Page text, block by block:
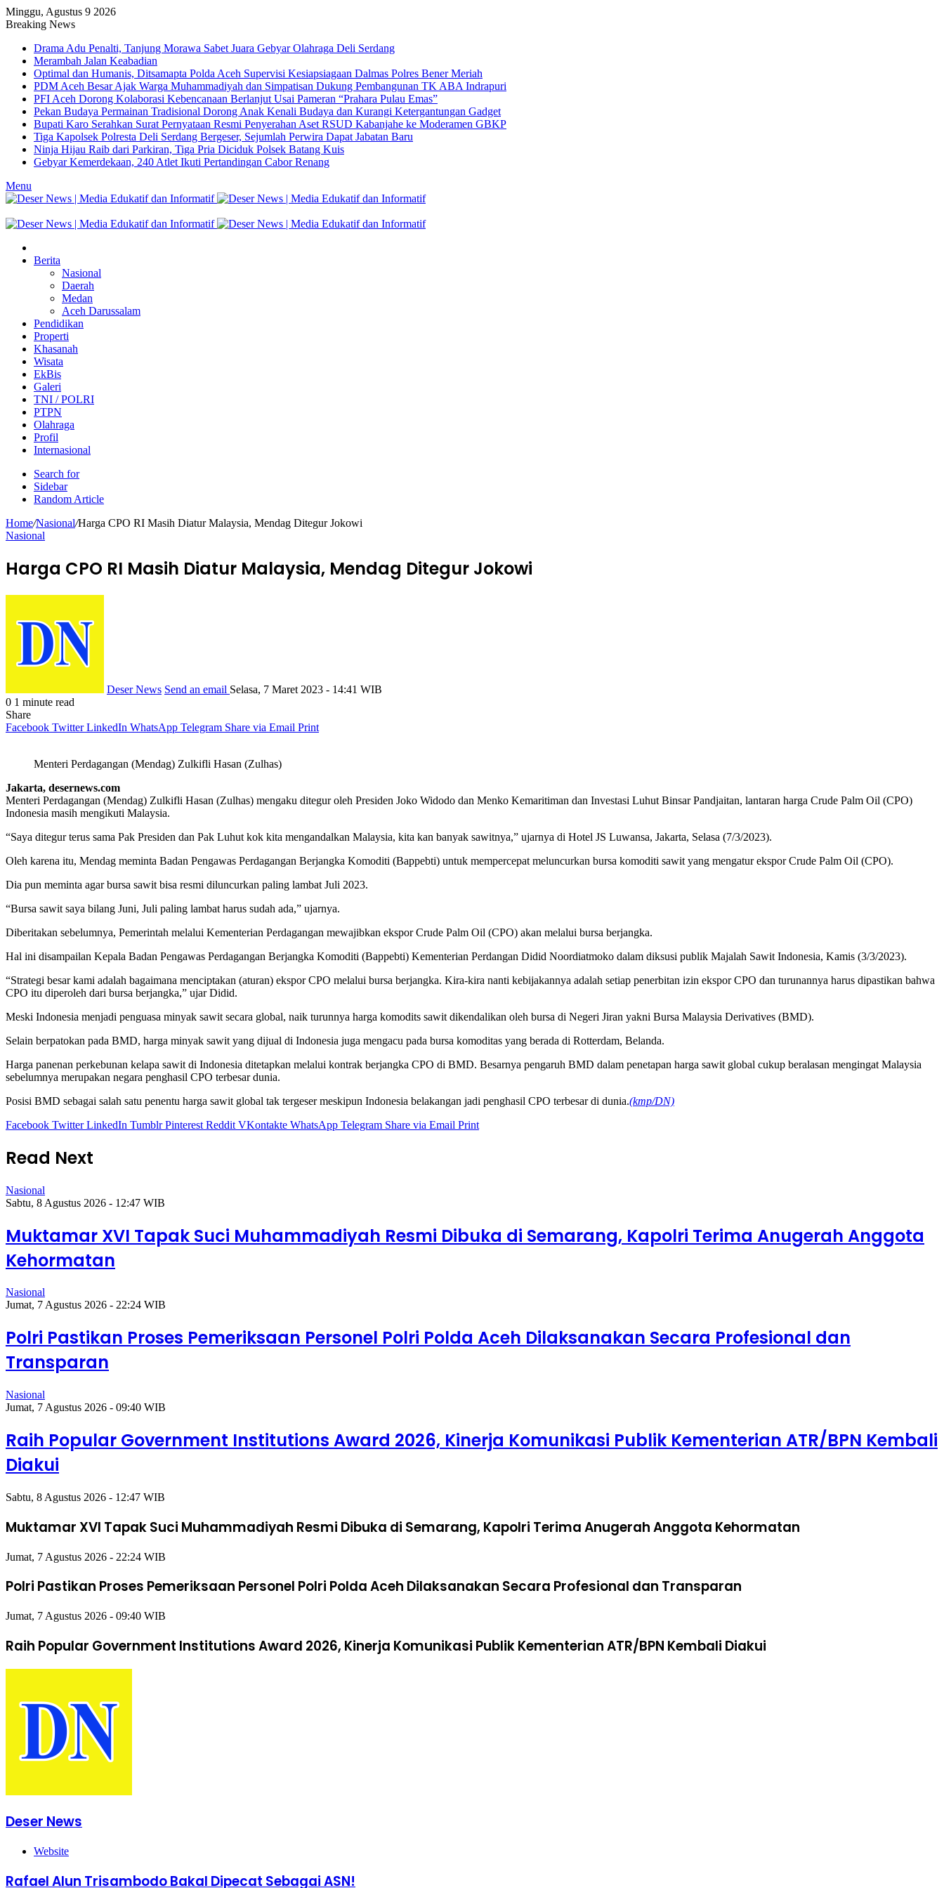
Minggu, Agustus 9 2026
Breaking News
Drama Adu Penalti, Tanjung Morawa Sabet Juara Gebyar Olahraga Deli Serdang
Merambah Jalan Keabadian
Optimal dan Humanis, Ditsamapta Polda Aceh Supervisi Kesiapsiagaan Dalmas Polres Bener Meriah
PDM Aceh Besar Ajak Warga Muhammadiyah dan Simpatisan Dukung Pembangunan TK ABA Indrapuri
PFI Aceh Dorong Kolaborasi Kebencanaan Berlanjut Usai Pameran “Prahara Pulau Emas”
Pekan Budaya Permainan Tradisional Dorong Anak Kenali Budaya dan Kurangi Ketergantungan Gadget
Bupati Karo Serahkan Surat Pernyataan Resmi Penyerahan Aset RSUD Kabanjahe ke Moderamen GBKP
Tiga Kapolsek Polresta Deli Serdang Bergeser, Sejumlah Perwira Dapat Jabatan Baru
Ninja Hijau Raib dari Parkiran, Tiga Pria Diciduk Polsek Batang Kuis
Gebyar Kemerdekaan, 240 Atlet Ikuti Pertandingan Cabor Renang
Menu
Berita
Nasional
Daerah
Medan
Aceh Darussalam
Pendidikan
Properti
Khasanah
Wisata
EkBis
Galeri
TNI / POLRI
PTPN
Olahraga
Profil
Internasional
Search for
Sidebar
Random Article
Home/Nasional/Harga CPO RI Masih Diatur Malaysia, Mendag Ditegur Jokowi
Nasional
Harga CPO RI Masih Diatur Malaysia, Mendag Ditegur Jokowi
Deser News Send an email Selasa, 7 Maret 2023 - 14:41 WIB
0 1 minute read
Share
Facebook Twitter LinkedIn WhatsApp Telegram Share via Email Print
Menteri Perdagangan (Mendag) Zulkifli Hasan (Zulhas)
Jakarta, desernews.com
Menteri Perdagangan (Mendag) Zulkifli Hasan (Zulhas) mengaku ditegur oleh Presiden Joko Widodo dan Menko Kemaritiman dan Investasi Luhut Binsar Pandjaitan, lantaran harga Crude Palm Oil (CPO)
Indonesia masih mengikuti Malaysia.
“Saya ditegur terus sama Pak Presiden dan Pak Luhut kok kita mengandalkan Malaysia, kita kan banyak sawitnya,” ujarnya di Hotel JS Luwansa, Jakarta, Selasa (7/3/2023).
Oleh karena itu, Mendag meminta Badan Pengawas Perdagangan Berjangka Komoditi (Bappebti) untuk mempercepat meluncurkan bursa komoditi sawit yang mengatur ekspor Crude Palm Oil (CPO).
Dia pun meminta agar bursa sawit bisa resmi diluncurkan paling lambat Juli 2023.
“Bursa sawit saya bilang Juni, Juli paling lambat harus sudah ada,” ujarnya.
Diberitakan sebelumnya, Pemerintah melalui Kementerian Perdagangan mewajibkan ekspor Crude Palm Oil (CPO) akan melalui bursa berjangka.
Hal ini disampailan Kepala Badan Pengawas Perdagangan Berjangka Komoditi (Bappebti) Kementerian Perdangan Didid Noordiatmoko dalam diksusi publik Majalah Sawit Indonesia, Kamis (3/3/2023).
“Strategi besar kami adalah bagaimana menciptakan (aturan) ekspor CPO melalui bursa berjangka. Kira-kira nanti kebijakannya adalah setiap penerbitan izin ekspor CPO dan turunannya harus dipastikan bahwa
CPO itu diperoleh dari bursa berjangka,” ujar Didid.
Meski Indonesia menjadi penguasa minyak sawit secara global, naik turunnya harga komodits sawit dikendalikan oleh bursa di Negeri Jiran yakni Bursa Malaysia Derivatives (BMD).
Selain berpatokan pada BMD, harga minyak sawit yang dijual di Indonesia juga mengacu pada bursa komoditas yang berada di Rotterdam, Belanda.
Harga panenan perkebunan kelapa sawit di Indonesia ditetapkan melalui kontrak berjangka CPO di BMD. Besarnya pengaruh BMD dalam penetapan harga sawit global cukup beralasan mengingat Malaysia
sebelumnya merupakan negara penghasil CPO terbesar dunia.
Posisi BMD sebagai salah satu penentu harga sawit global tak tergeser meskipun Indonesia belakangan jadi penghasil CPO terbesar di dunia.(kmp/DN)
Facebook Twitter LinkedIn Tumblr Pinterest Reddit VKontakte WhatsApp Telegram Share via Email Print
Read Next
Nasional
Sabtu, 8 Agustus 2026 - 12:47 WIB
Muktamar XVI Tapak Suci Muhammadiyah Resmi Dibuka di Semarang, Kapolri Terima Anugerah Anggota
Kehormatan
Nasional
Jumat, 7 Agustus 2026 - 22:24 WIB
Polri Pastikan Proses Pemeriksaan Personel Polri Polda Aceh Dilaksanakan Secara Profesional dan
Transparan
Nasional
Jumat, 7 Agustus 2026 - 09:40 WIB
Raih Popular Government Institutions Award 2026, Kinerja Komunikasi Publik Kementerian ATR/BPN Kembali
Diakui
Sabtu, 8 Agustus 2026 - 12:47 WIB
Muktamar XVI Tapak Suci Muhammadiyah Resmi Dibuka di Semarang, Kapolri Terima Anugerah Anggota Kehormatan
Jumat, 7 Agustus 2026 - 22:24 WIB
Polri Pastikan Proses Pemeriksaan Personel Polri Polda Aceh Dilaksanakan Secara Profesional dan Transparan
Jumat, 7 Agustus 2026 - 09:40 WIB
Raih Popular Government Institutions Award 2026, Kinerja Komunikasi Publik Kementerian ATR/BPN Kembali Diakui
Deser News
Website
Rafael Alun Trisambodo Bakal Dipecat Sebagai ASN!